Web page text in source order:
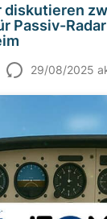
diskutieren
Passiv-
29/08/2025